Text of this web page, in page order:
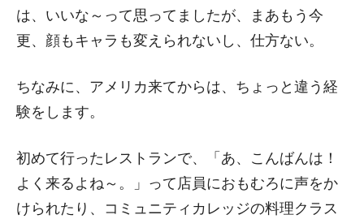
は、いいな～って思ってましたが、まあもう今
更、顔もキャラも変えられないし、仕方ない。
ちなみに、アメリカ来てからは、ちょっと違う経
験をします。
初めて行ったレストランで、「あ、こんばんは！
よく来るよね～。」って店員におもむろに声をか
けられたり、コミュニティカレッジの料理クラス